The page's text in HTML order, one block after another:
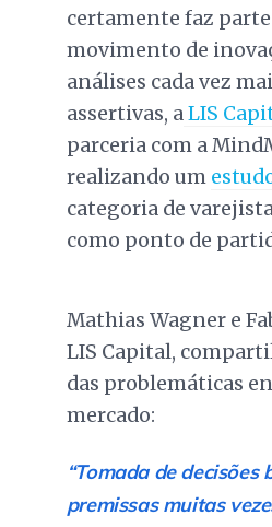
certamente faz parte
movimento de
análises cada vez
assertivas, aLIS
parceria com a
realizando um
categoria de
como ponto de
Mathias Wagner e
LIS Capital,
das problemáticas
mercado:
“Tomada de decisões
premissas muitas